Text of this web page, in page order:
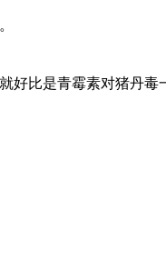
比是青霉素对猪丹毒